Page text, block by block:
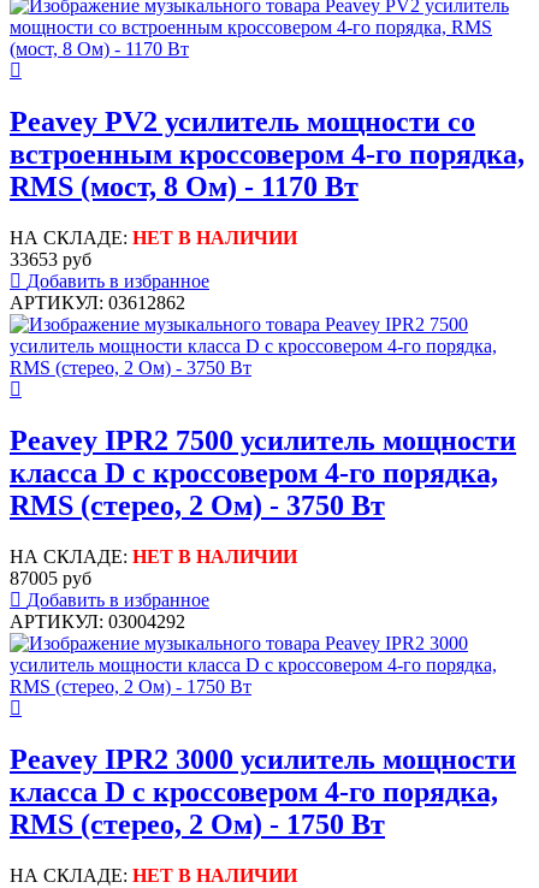
Peavey PV2 усилитель мощности cо
встроенным кроссовером 4-го порядка,
RMS (мост, 8 Ом) - 1170 Вт
НА СКЛАДЕ: НЕТ В НАЛИЧИИ
33653 руб
Добавить в избранное
АРТИКУЛ: 03612862
Peavey IPR2 7500 усилитель мощности
класса D с кроссовером 4-го порядка,
RMS (стерео, 2 Ом) - 3750 Вт
НА СКЛАДЕ: НЕТ В НАЛИЧИИ
87005 руб
Добавить в избранное
АРТИКУЛ: 03004292
Peavey IPR2 3000 усилитель мощности
класса D с кроссовером 4-го порядка,
RMS (стерео, 2 Ом) - 1750 Вт
НА СКЛАДЕ: НЕТ В НАЛИЧИИ